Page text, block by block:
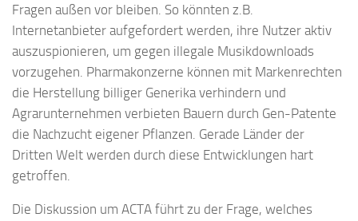
Fragen außen vor bleiben. So könnten z.B.
Internetanbieter aufgefordert werden, ihre Nutzer aktiv
auszuspionieren, um gegen illegale Musikdownloads
vorzugehen. Pharmakonzerne können mit Markenrechten
die Herstellung billiger Generika verhindern und
Agrarunternehmen verbieten Bauern durch Gen-Patente
die Nachzucht eigener Pflanzen. Gerade Länder der
Dritten Welt werden durch diese Entwicklungen hart
getroffen.
Die Diskussion um ACTA führt zu der Frage, welches